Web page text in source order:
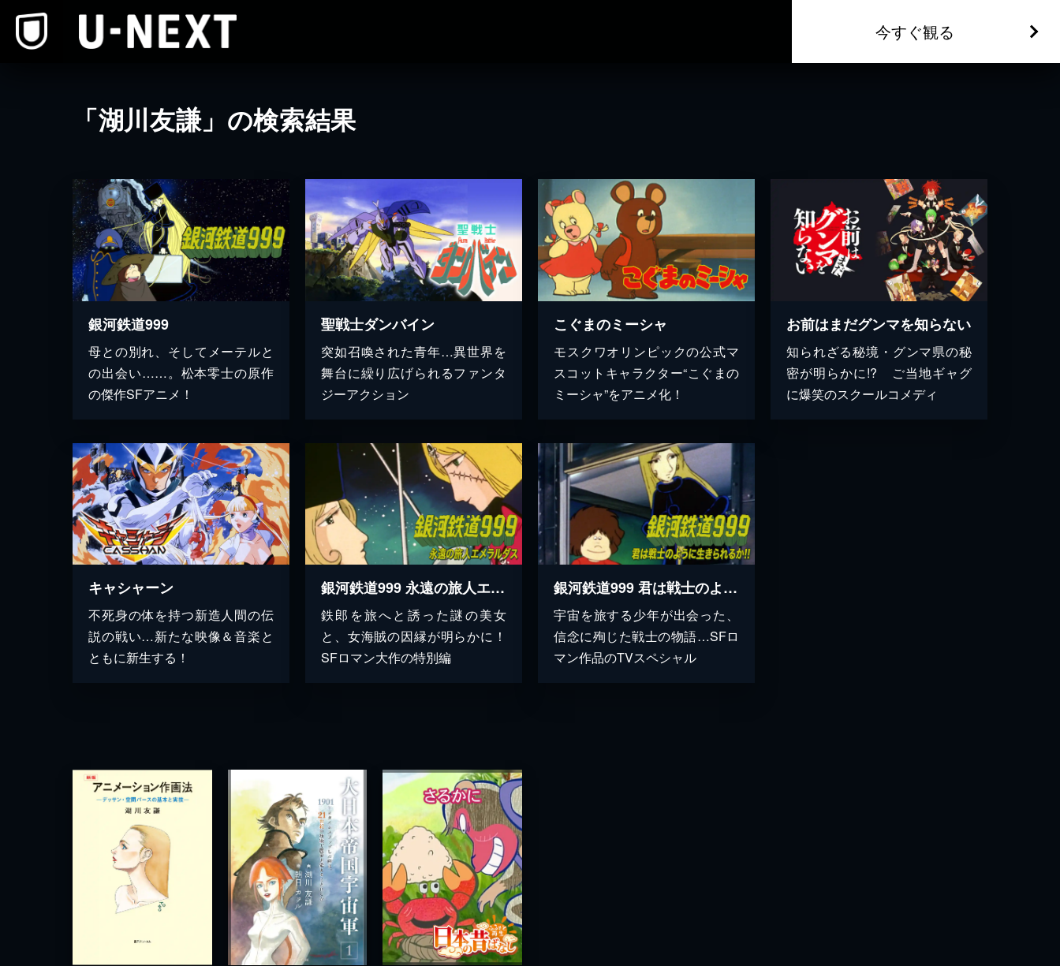
今すぐ観る
「湖川友謙」の検索結果
銀河鉄道999
母との別れ、そしてメーテルと
の出会い……。松本零士の原作
の傑作SFアニメ！
聖戦士ダンバイン
突如召喚された青年…異世界を
舞台に繰り広げられるファンタ
ジーアクション
こぐまのミーシャ
モスクワオリンピックの公式マ
スコットキャラクター“こぐまの
ミーシャ”をアニメ化！
お前はまだグンマを知らない
知られざる秘境・グンマ県の秘
密が明らかに!? ご当地ギャグ
に爆笑のスクールコメディ
キャシャーン
不死身の体を持つ新造人間の伝
説の戦い…新たな映像＆音楽と
ともに新生する！
銀河鉄道999 永遠の旅人エメラルダス
鉄郎を旅へと誘った謎の美女
と、女海賊の因縁が明らかに！
SFロマン大作の特別編
銀河鉄道999 君は戦士のように生きられるか!!
宇宙を旅する少年が出会った、
信念に殉じた戦士の物語…SFロ
マン作品のTVスペシャル